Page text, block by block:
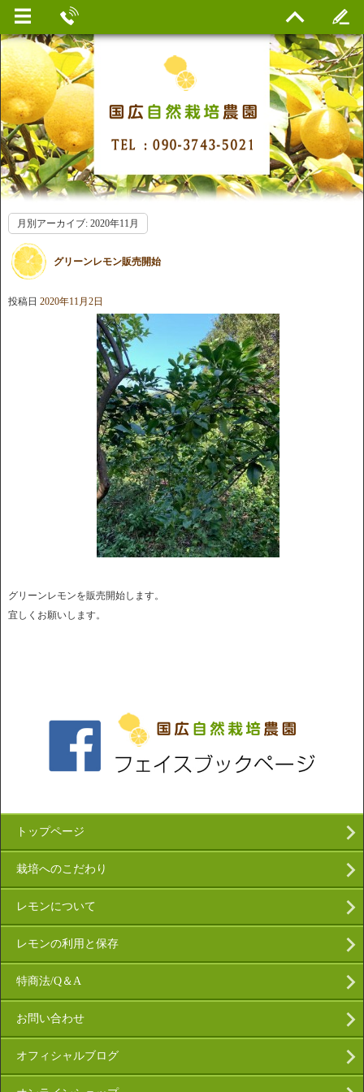
月別アーカイブ: 2020年11月
グリーンレモン販売開始
投稿日 2020年11月2日
グリーンレモンを販売開始します。
宜しくお願いします。
トップページ
栽培へのこだわり
レモンについて
レモンの利用と保存
特商法/Q＆A
お問い合わせ
オフィシャルブログ